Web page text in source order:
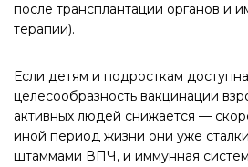
после трансплантации органов и
терапии).
Если детям и подросткам доступна
целесообразность вакцинации
активных людей снижается —
иной период жизни они уже
штаммами ВПЧ, и иммунная